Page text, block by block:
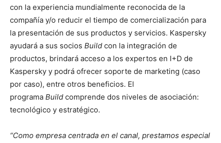
con la experiencia mundialmente reconocida de la
compañía y/o reducir el tiempo de comercialización para
la presentación de sus productos y servicios. Kaspersky
ayudará a sus socios Build con la integración de
productos, brindará acceso a los expertos en I+D de
Kaspersky y podrá ofrecer soporte de marketing (caso
por caso), entre otros beneficios. El
programa Build comprende dos niveles de asociación:
tecnológico y estratégico.
“Como empresa centrada en el canal, prestamos especial